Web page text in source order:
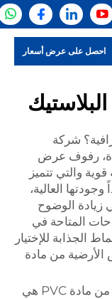
احصل على عرض أسعار
شركة
رفوف عرض
والتي تتميز
العالية،
الوضوح
المتاحة في
الجذابة للإختيار
من مادة
إن أجنحة العرض الأرضية لدينا المصنوعة من مادة PVC هي